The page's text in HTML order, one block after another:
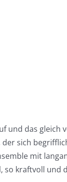
und das
sich
mit
so kraftvoll und